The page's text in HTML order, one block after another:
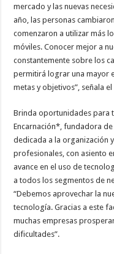
mercado y las nuevas
año, las personas
comenzaron a utilizar más
móviles. Conocer mejor a
constantemente sobre los
permitirá lograr una mayor
metas y objetivos”, señala
Brinda oportunidades para
Encarnación*, fundadora
dedicada a la organización
profesionales, con asiento
avance en el uso de
a todos los segmentos de
“Debemos aprovechar la
tecnología. Gracias a este
muchas empresas
dificultades”.